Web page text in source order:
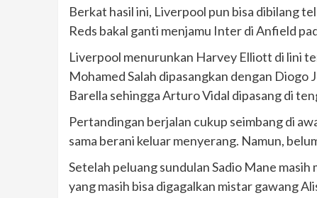
Berkat hasil ini, Liverpool pun bisa dibilang
Reds bakal ganti menjamu Inter di Anfield
Liverpool menurunkan Harvey Elliott di lini
Mohamed Salah dipasangkan dengan
Barella sehingga Arturo Vidal dipasang di
Pertandingan berjalan cukup seimbang di
sama berani keluar menyerang. Namun,
Setelah peluang sundulan Sadio Mane
yang masih bisa digagalkan mistar gawang